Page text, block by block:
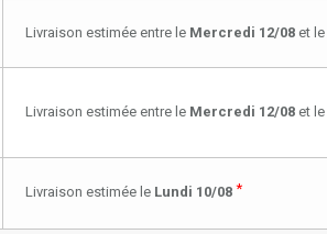
Livraison estimée entre le Mercredi 12/08 et le
Livraison estimée entre le Mercredi 12/08 et le
Livraison estimée le Lundi 10/08 *